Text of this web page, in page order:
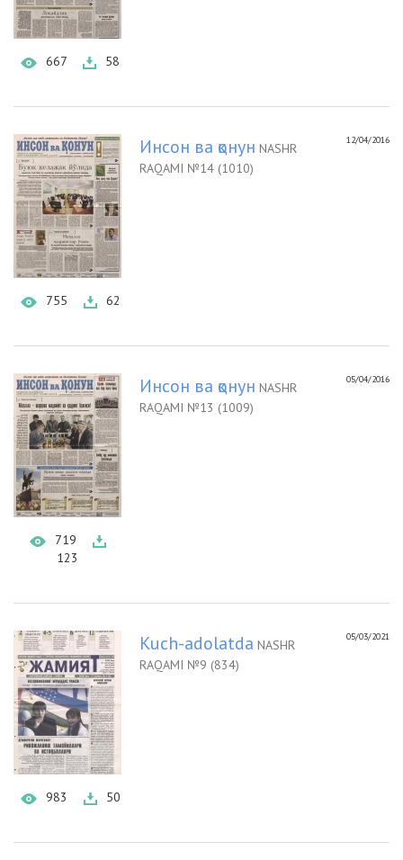
667 58
755 62
12/04/2016
Инсон ва қонун NASHR
RAQAMI №14 (1010)
719
123
05/04/2016
Инсон ва қонун NASHR
RAQAMI №13 (1009)
983 50
05/03/2021
Kuch-adolatda NASHR
RAQAMI №9 (834)